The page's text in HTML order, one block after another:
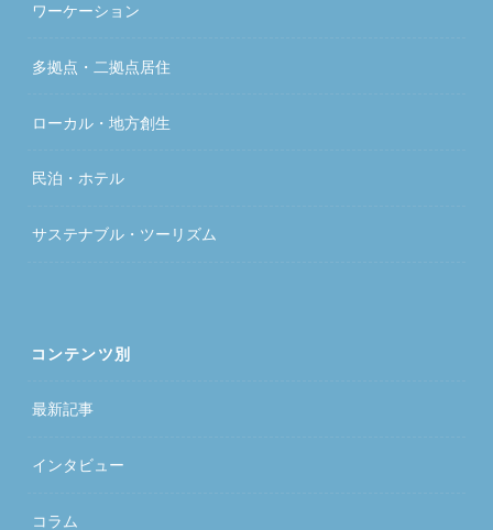
ワーケーション
多拠点・二拠点居住
ローカル・地方創生
民泊・ホテル
サステナブル・ツーリズム
コンテンツ別
最新記事
インタビュー
コラム